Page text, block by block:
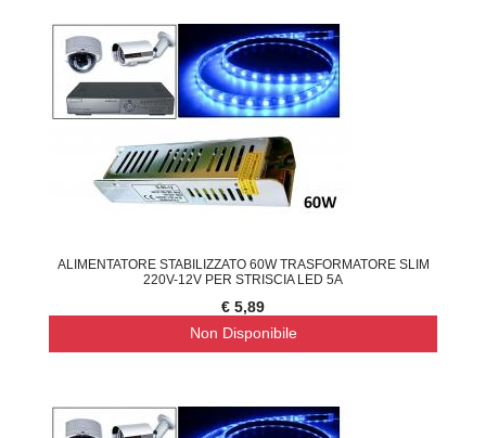
ALIMENTATORE STABILIZZATO 60W TRASFORMATORE SLIM
220V-12V PER STRISCIA LED 5A
€ 5,89
Non Disponibile